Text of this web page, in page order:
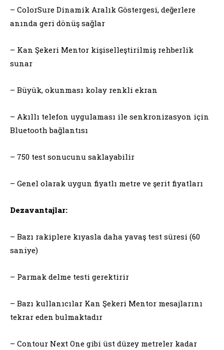
– ColorSure Dinamik Aralık Göstergesi, değerlere
anında geri dönüş sağlar
– Kan Şekeri Mentor kişiselleştirilmiş rehberlik
sunar
– Büyük, okunması kolay renkli ekran
– Akıllı telefon uygulaması ile senkronizasyon için
Bluetooth bağlantısı
– 750 test sonucunu saklayabilir
– Genel olarak uygun fiyatlı metre ve şerit fiyatları
Dezavantajlar:
– Bazı rakiplere kıyasla daha yavaş test süresi (60
saniye)
– Parmak delme testi gerektirir
– Bazı kullanıcılar Kan Şekeri Mentor mesajlarını
tekrar eden bulmaktadır
– Contour Next One gibi üst düzey metreler kadar